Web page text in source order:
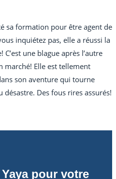
sa formation pour être agent de
inquiétez pas, elle a réussi la
une blague après l’autre
marché! Elle est tellement
son aventure qui tourne
Des fous rires assurés!
pour votre